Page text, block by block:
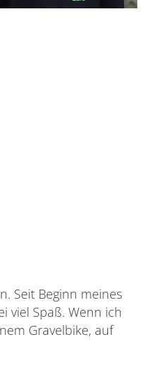
Seit Beginn meines
viel Spaß. Wenn ich
Gravelbike, auf